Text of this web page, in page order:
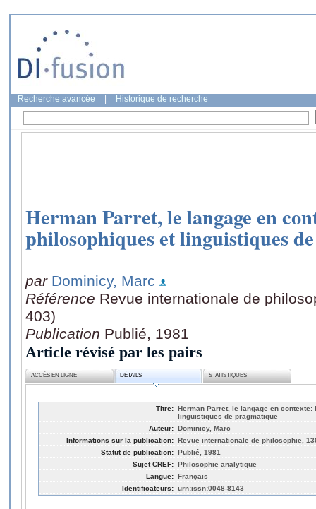
Recherche avancée Historique de recherche
Herman Parret, le langage en
philosophiques et linguistiques
par Dominicy, Marc
Référence Revue internationale de
403)
Publication Publié, 1981
Article révisé par les pairs
ACCÈS EN LIGNE DÉTAILS STATISTIQUES
Titre: Herman Parret, le langage en
linguistiques de pragmatique
Auteur: Dominicy, Marc
Informations sur la publication: Revue internationale de philosophie,
Statut de publication: Publié, 1981
Sujet CREF: Philosophie analytique
Langue: Français
Identificateurs: urn:issn:0048-8143